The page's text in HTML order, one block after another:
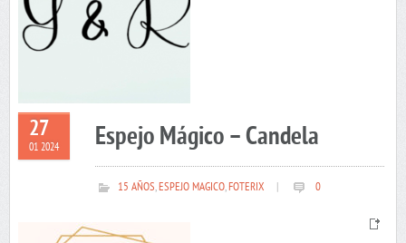
27
01 2024 Espejo Mágico – Candela
15 AÑOS,ESPEJO MAGICO,FOTERIX 0